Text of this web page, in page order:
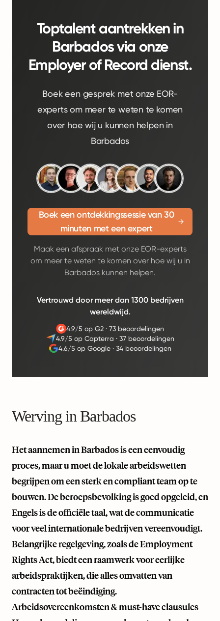
Toptalent aantrekken in
Barbados via onze
Employer of Record dienst.
Boek een gesprek met onze EOR-
experts om meer te weten te komen
over hoe wij u kunnen helpen in
Barbados
Boek een ontdekkingssessie van 30
minuten met een expert
Maak een afspraak met onze EOR-experts
om meer te weten te komen over hoe wij u in
Barbados kunnen helpen.
Vertrouwd door meer dan 1300 bedrijven
wereldwijd.
4.9/5 op G2· 73 beoordelingen
4.9/5 op Capterra · 37 beoordelingen
4.6/5 op Google ·34 beoordelingen
Werving in Barbados
Het aannemen in Barbados is een eenvoudig
proces, maar u moet de lokale arbeidswetten
begrijpen om een sterk en compliant team op te
bouwen. De beroepsbevolking is goed opgeleid, en
Engels is de officiële taal, wat de communicatie
voor veel internationale bedrijven vereenvoudigt.
Belangrijke regelgeving, zoals de Employment
Rights Act, biedt een raamwerk voor eerlijke
arbeidspraktijken, die alles omvatten van
contracten tot beëindiging.
Arbeidsovereenkomsten & must-have clausules